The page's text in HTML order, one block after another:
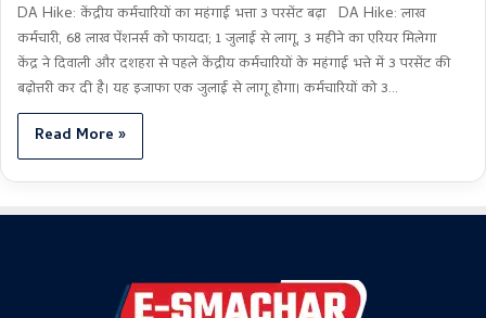
DA Hike: केंद्रीय कर्मचारियों का महंगाई भत्ता 3 परसेंट बढ़ा DA Hike: लाख
कर्मचारी, 68 लाख पेंशनर्स को फायदा; 1 जुलाई से लागू, 3 महीने का एरियर मिलेगा
केंद्र ने दिवाली और दशहरा से पहले केंद्रीय कर्मचारियों के महंगाई भत्ते में 3 परसेंट की
बढ़ोत्तरी कर दी है। यह इजाफा एक जुलाई से लागू होगा। कर्मचारियों को 3…
Read More »